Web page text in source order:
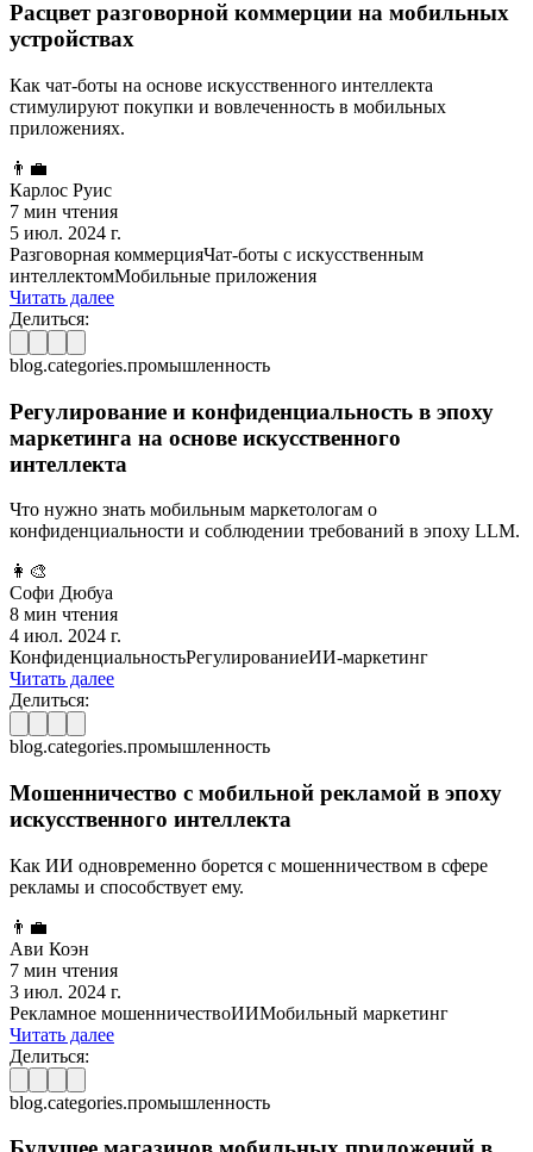
Расцвет разговорной коммерции на мобильных
устройствах
Как чат-боты на основе искусственного интеллекта
стимулируют покупки и вовлеченность в мобильных
приложениях.
👨‍💼
Карлос Руис
7 мин чтения
5 июл. 2024 г.
Разговорная коммерцияЧат-боты с искусственным
интеллектомМобильные приложения
Читать далее
Делиться:
blog.categories.промышленность
Регулирование и конфиденциальность в эпоху
маркетинга на основе искусственного
интеллекта
Что нужно знать мобильным маркетологам о
конфиденциальности и соблюдении требований в эпоху LLM.
👩‍🎨
Софи Дюбуа
8 мин чтения
4 июл. 2024 г.
КонфиденциальностьРегулированиеИИ-маркетинг
Читать далее
Делиться:
blog.categories.промышленность
Мошенничество с мобильной рекламой в эпоху
искусственного интеллекта
Как ИИ одновременно борется с мошенничеством в сфере
рекламы и способствует ему.
👨‍💼
Ави Коэн
7 мин чтения
3 июл. 2024 г.
Рекламное мошенничествоИИМобильный маркетинг
Читать далее
Делиться:
blog.categories.промышленность